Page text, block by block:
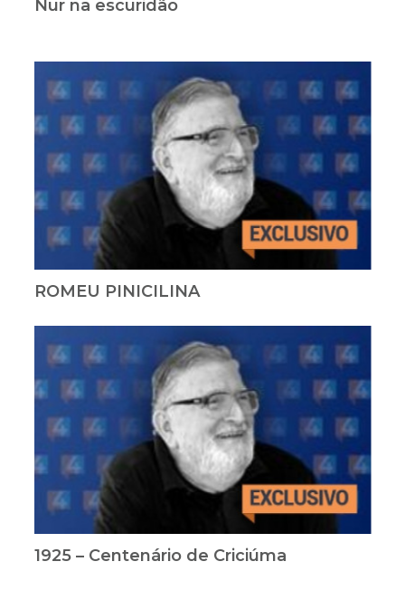
Nur na escuridão
ROMEU PINICILINA
1925 – Centenário de Criciúma